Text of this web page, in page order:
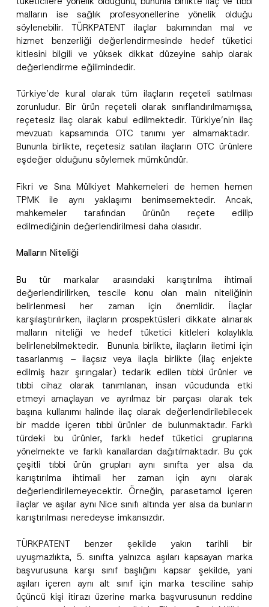
malların ise sağlık profesyonellerine yönelik olduğu
söylenebilir. TÜRKPATENT ilaçlar bakımından mal ve
hizmet benzerliği değerlendirmesinde hedef tüketici
kitlesini bilgili ve yüksek dikkat düzeyine sahip olarak
değerlendirme eğilimindedir.
Türkiye’de kural olarak tüm ilaçların reçeteli satılması
zorunludur. Bir ürün reçeteli olarak sınıflandırılmamışsa,
reçetesiz ilaç olarak kabul edilmektedir. Türkiye’nin ilaç
mevzuatı kapsamında OTC tanımı yer almamaktadır.
Bununla birlikte, reçetesiz satılan ilaçların OTC ürünlere
eşdeğer olduğunu söylemek mümkündür.
Fikri ve Sına Mülkiyet Mahkemeleri de hemen hemen
TPMK ile aynı yaklaşımı benimsemektedir. Ancak,
mahkemeler tarafından ürünün reçete edilip
edilmediğinin değerlendirilmesi daha olasıdır.
Malların Niteliği
Bu tür markalar arasındaki karıştırılma ihtimali
değerlendirilirken, tescile konu olan malın niteliğinin
belirlenmesi her zaman için önemlidir. İlaçlar
karşılaştırılırken, ilaçların prospektüsleri dikkate alınarak
malların niteliği ve hedef tüketici kitleleri kolaylıkla
belirlenebilmektedir. Bununla birlikte, ilaçların iletimi için
tasarlanmış – ilaçsız veya ilaçla birlikte (ilaç enjekte
edilmiş hazır şırıngalar) tedarik edilen tıbbi ürünler ve
tıbbi cihaz olarak tanımlanan, insan vücudunda etki
etmeyi amaçlayan ve ayrılmaz bir parçası olarak tek
başına kullanımı halinde ilaç olarak değerlendirilebilecek
bir madde içeren tıbbi ürünler de bulunmaktadır. Farklı
türdeki bu ürünler, farklı hedef tüketici gruplarına
yönelmekte ve farklı kanallardan dağıtılmaktadır. Bu çok
çeşitli tıbbi ürün grupları aynı sınıfta yer alsa da
karıştırılma ihtimali her zaman için aynı olarak
değerlendirilemeyecektir. Örneğin, parasetamol içeren
ilaçlar ve aşılar aynı Nice sınıfı altında yer alsa da bunların
karıştırılması neredeyse imkansızdır.
TÜRKPATENT benzer şekilde yakın tarihli bir
uyuşmazlıkta, 5. sınıfta yalnızca aşıları kapsayan marka
başvurusuna karşı sınıf başlığını kapsar şekilde, yani
aşıları içeren aynı alt sınıf için marka tesciline sahip
üçüncü kişi itirazı üzerine marka başvurusunun reddine